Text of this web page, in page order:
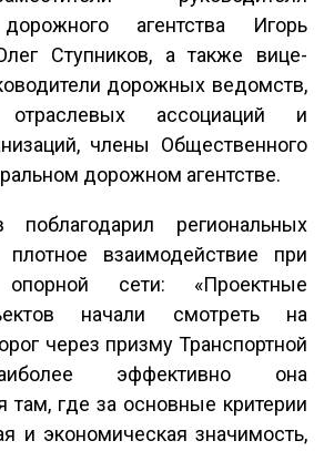
агентства Игорь
Ступников, а также вице-
дорожных ведомств,
отраслевых ассоциаций и
члены Общественного
дорожном агентстве.
региональных
взаимодействие при
опорной сети: «Проектные
начали смотреть на
через призму Транспортной
эффективно она
там, где за основные критерии
и экономическая значимость,